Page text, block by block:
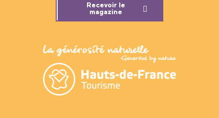
Recevoir le
magazine